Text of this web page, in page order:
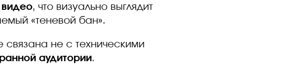
, что визуально выглядит
«теневой бан».
не с техническими
аудитории.